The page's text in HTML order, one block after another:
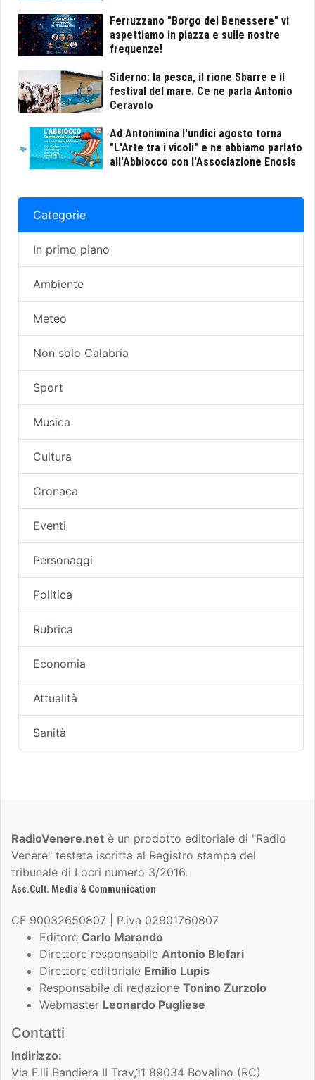
Ferruzzano "Borgo del Benessere" vi
aspettiamo in piazza e sulle nostre
frequenze!
Siderno: la pesca, il rione Sbarre e il
festival del mare. Ce ne parla Antonio
Ceravolo
Ad Antonimina l'undici agosto torna
"L'Arte tra i vicoli" e ne abbiamo parlato
all'Abbiocco con l'Associazione Enosis
Categorie
In primo piano
Ambiente
Meteo
Non solo Calabria
Sport
Musica
Cultura
Cronaca
Eventi
Personaggi
Politica
Rubrica
Economia
Attualità
Sanità
RadioVenere.net è un prodotto editoriale di "Radio
Venere" testata iscritta al Registro stampa del
tribunale di Locri numero 3/2016.
Ass.Cult. Media & Communication
CF 90032650807 | P.iva 02901760807
Editore Carlo Marando
Direttore responsabile Antonio Blefari
Direttore editoriale Emilio Lupis
Responsabile di redazione Tonino Zurzolo
Webmaster Leonardo Pugliese
Contatti
Indirizzo:
Via F.lli Bandiera II Trav,11 89034 Bovalino (RC)